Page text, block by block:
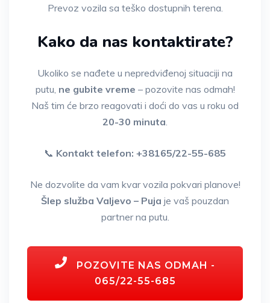
Prevoz vozila sa teško dostupnih terena.
Kako da nas kontaktirate?
Ukoliko se nađete u nepredviđenoj situaciji na
putu, ne gubite vreme – pozovite nas odmah!
Naš tim će brzo reagovati i doći do vas u roku od
20-30 minuta
📞 Kontakt telefon: +38165/22-55-685
Ne dozvolite da vam kvar vozila pokvari planove!
Šlep služba Valjevo – Puja je vaš pouzdan
partner na putu.
POZOVITE NAS ODMAH -
065/22-55-685